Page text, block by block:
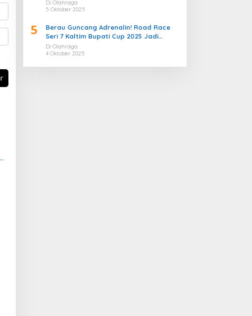
Di Olahraga
5 Oktober 2025
5
Berau Guncang Adrenalin! Road Race
Seri 7 Kaltim Bupati Cup 2025 Jadi
Momentum Lahirnya Sirkuit Permanen
2026
Di Olahraga
4 Oktober 2025